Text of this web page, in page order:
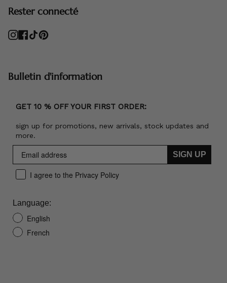
Rester connecté
Instagram
Facebook
TikTokPinterest
Bulletin d'information
GET 10 % OFF YOUR FIRST ORDER:
sign up for promotions, new arrivals, stock updates and
more.
SIGN UP
I agree to the Privacy Policy
Language:
English
French